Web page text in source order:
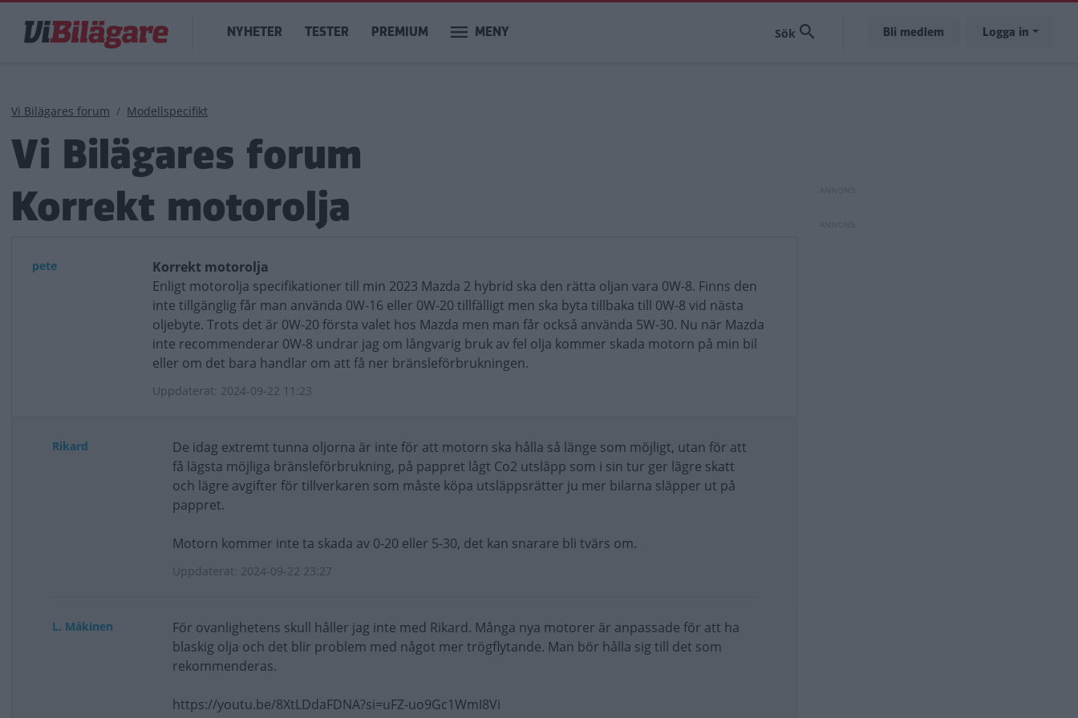
huvudinnehåll
Main
navigation
NYHETER TESTER PREMIUM MENY Bli medlem Logga in
Länkstig
Vi Bilägares forum Modellspecifikt
Vi Bilägares forum
Korrekt motorolja
pete
Korrekt motorolja
Enligt motorolja specifikationer till min 2023 Mazda 2 hybrid ska den rätta oljan vara 0W-8. Finns den
inte tillgänglig får man använda 0W-16 eller 0W-20 tillfälligt men ska byta tillbaka till 0W-8 vid nästa
oljebyte. Trots det är 0W-20 första valet hos Mazda men man får också använda 5W-30. Nu när Mazda
inte recommenderar 0W-8 undrar jag om långvarig bruk av fel olja kommer skada motorn på min bil
eller om det bara handlar om att få ner bränsleförbrukningen.
Uppdaterat: 2024-09-22 11:23
Rikard
De idag extremt tunna oljorna är inte för att motorn ska hålla så länge som möjligt, utan för att
få lägsta möjliga bränsleförbrukning, på pappret lågt Co2 utsläpp som i sin tur ger lägre skatt
och lägre avgifter för tillverkaren som måste köpa utsläppsrätter ju mer bilarna släpper ut på
pappret.
Motorn kommer inte ta skada av 0-20 eller 5-30, det kan snarare bli tvärs om.
Uppdaterat: 2024-09-22 23:27
L. Mäkinen
För ovanlighetens skull håller jag inte med Rikard. Många nya motorer är anpassade för att ha
blaskig olja och det blir problem med något mer trögflytande. Man bör hålla sig till det som
rekommenderas.
https://youtu.be/8XtLDdaFDNA?si=uFZ-uo9Gc1WmI8Vi